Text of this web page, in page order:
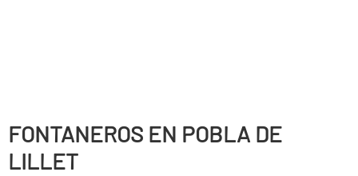
FONTANEROS EN POBLA DE
LILLET